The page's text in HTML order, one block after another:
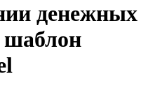
денежных